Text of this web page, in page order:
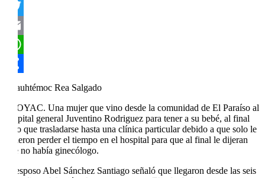
Facebook
Twitter
Email
WhatsApp
Compartir
Cuauhtémoc Rea Salgado
ATOYAC. Una mujer que vino desde la comunidad de El Paraíso al
hospital general Juventino Rodriguez para tener a su bebé, al final
tuvo que trasladarse hasta una clínica particular debido a que solo le
hicieron perder el tiempo en el hospital para que al final le dijeran
que no había ginecólogo.
El esposo Abel Sánchez Santiago señaló que llegaron desde las seis